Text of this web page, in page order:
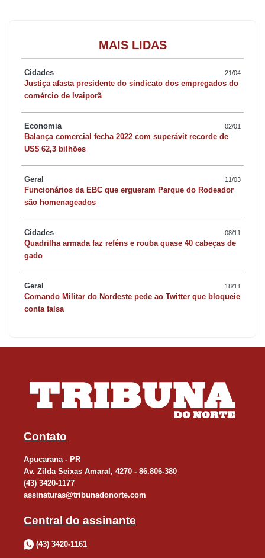
MAIS LIDAS
Cidades 21/04
Justiça afasta presidente do sindicato dos empregados do
comércio de Ivaiporã
Economia 02/01
Balança comercial fecha 2022 com superávit recorde de
US$ 62,3 bilhões
Geral 11/03
Funcionários da EBC que ergueram Parque do Rodeador
são homenageados
Cidades 08/11
Quadrilha armada faz reféns e rouba quase 40 cabeças de
gado
Geral 18/11
Comando Militar do Nordeste pede ao Twitter que bloqueie
conta falsa
Contato
Apucarana - PR
Av. Zilda Seixas Amaral, 4270 - 86.806-380
(43) 3420-1177
assinaturas@tribunadonorte.com
Central do assinante
(43) 3420-1161